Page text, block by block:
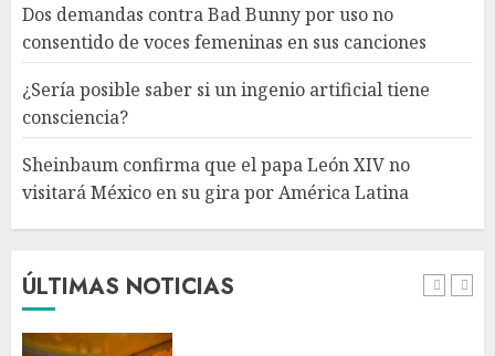
Dos demandas contra Bad Bunny por uso no
consentido de voces femeninas en sus canciones
¿Sería posible saber si un ingenio artificial tiene
consciencia?
Sheinbaum confirma que el papa León XIV no
visitará México en su gira por América Latina
ÚLTIMAS NOTICIAS
5
Sheinbaum confirma que el
papa León XIV no visitará
México en su gira por América
Latina
1
Bacterias en el semen también
AGOSTO 6, 2026